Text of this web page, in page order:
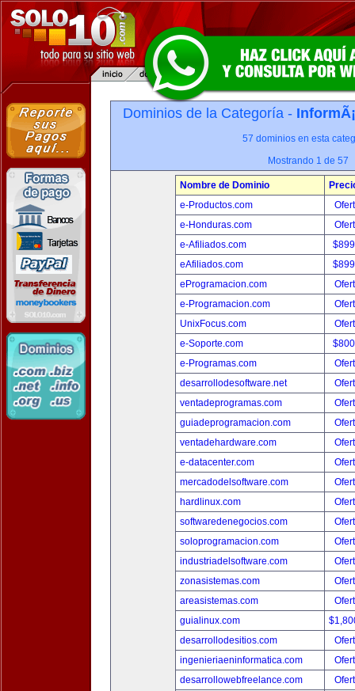
Dominios de la Categoría -
57 dominios en esta
Mostrando 1 de 57
Nombre de Dominio
e-Productos.com
e-Honduras.com
e-Afiliados.com
eAfiliados.com
eProgramacion.com
e-Programacion.com
UnixFocus.com
e-Soporte.com
e-Programas.com
desarrollodesoftware.net
ventadeprogramas.com
guiadeprogramacion.com
ventadehardware.com
e-datacenter.com
mercadodelsoftware.com
hardlinux.com
softwaredenegocios.com
soloprogramacion.com
industriadelsoftware.com
zonasistemas.com
areasistemas.com
guialinux.com
desarrollodesitios.com
ingenieriaeninformatica.com
desarrollowebfreelance.com